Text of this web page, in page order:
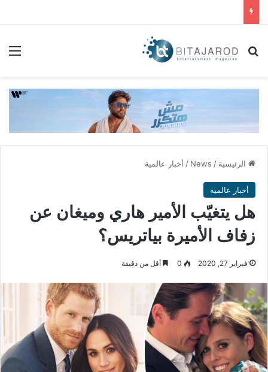
بحث عن
الرئيسية /
News
/ أخبار عالمية
أخبار عالمية
هل يتغيّب الأمير هاري وميغان عن
زفاف الأميرة بياتريس؟
فبراير 27, 2020 0 أقل من دقيقة